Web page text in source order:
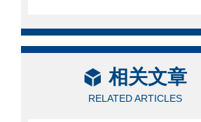
相关文章
RELATED ARTICLES